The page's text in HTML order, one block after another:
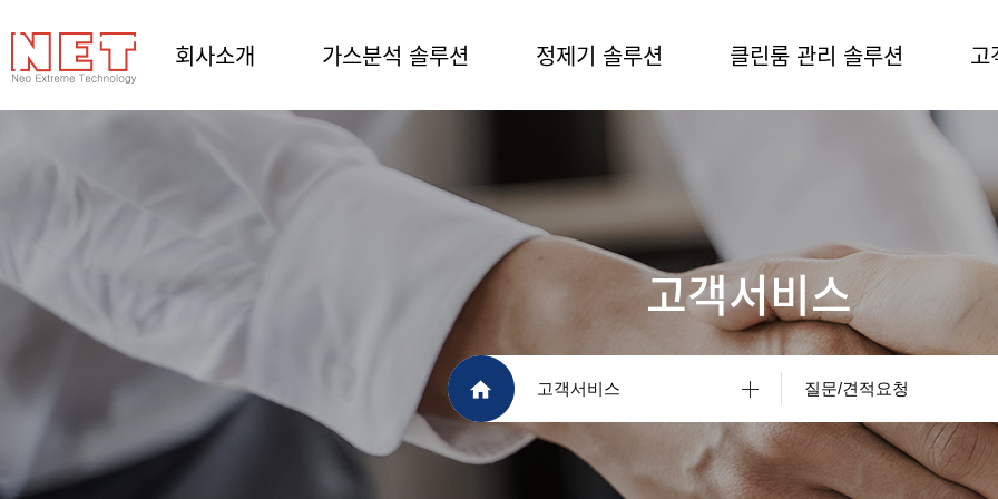
회사소개 가스분석 솔루션 정제기 솔루션 클린룸 관리 솔루션 고
고객서비스
고객서비스 질문/견적요청